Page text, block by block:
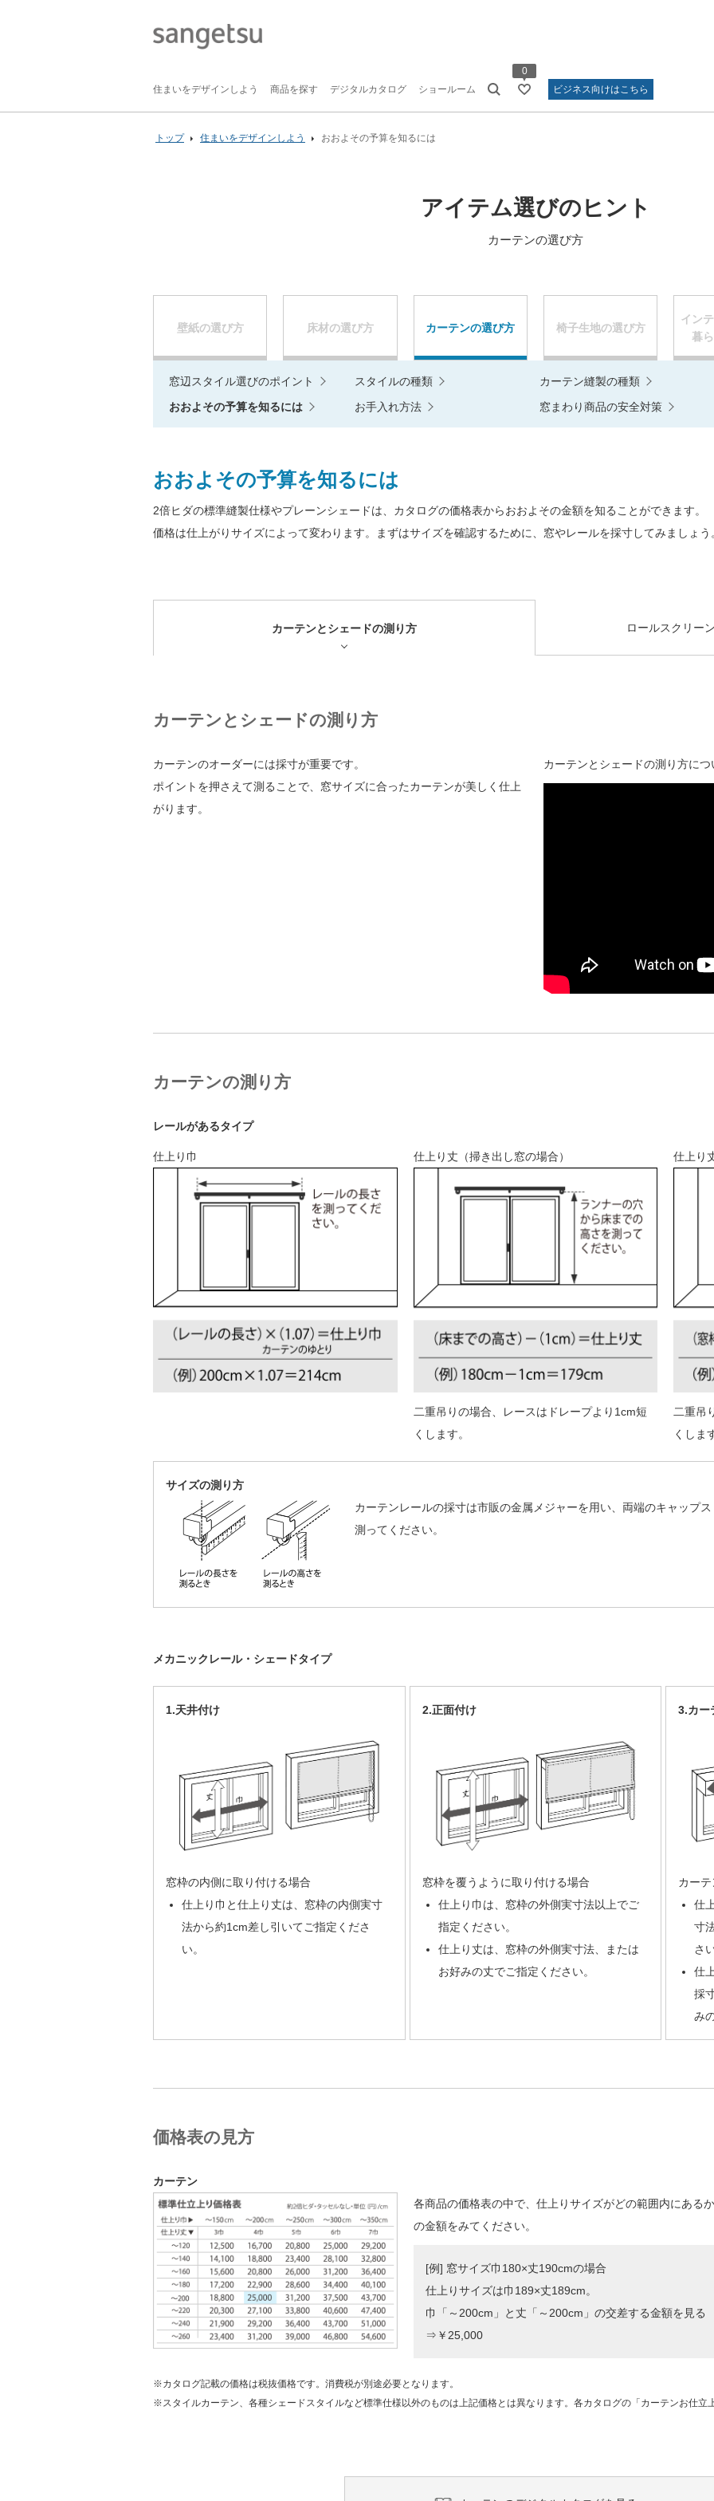
住まいをデザインしよう 商品を探す デジタルカタログ ショールーム
0
ビジネス向けはこちら
トップ 住まいをデザインしよう おおよその予算を知るには
アイテム選びのヒント
カーテンの選び方
壁紙の選び方 床材の選び方 カーテンの選び方 椅子生地の選び方
イン
暮
窓辺スタイル選びのポイント スタイルの種類 カーテン縫製の種類
おおよその予算を知るには
お手入れ方法 窓まわり商品の安全対策
おおよその予算を知るには
2倍ヒダの標準縫製仕様やプレーンシェードは、カタログの価格表からおおよその金額を知ることができます。
価格は仕上がりサイズによって変わります。まずはサイズを確認するために、窓やレールを採寸してみましょう
カーテンとシェードの測り方 ロールスクリー
カーテンとシェードの測り方
カーテンのオーダーには採寸が重要です。
ポイントを押さえて測ることで、窓サイズに合ったカーテンが美しく仕上
がります。
カーテンとシェードの測り方に
カーテンの測り方
レールがあるタイプ
仕上り巾 仕上り丈（掃き出し窓の場合）
二重吊りの場合、レースはドレープより1cm短
くします。
仕上り
二重吊
くしま
サイズの測り方
カーテンレールの採寸は市販の金属メジャーを用い、両端のキャップ
測ってください。
メカニックレール・シェードタイプ
1.天井付け
窓枠の内側に取り付ける場合
仕上り巾と仕上り丈は、窓枠の内側実寸
法から約1cm差し引いてご指定くださ
い。
2.正面付け
窓枠を覆うように取り付ける場合
仕上り巾は、窓枠の外側実寸法以上でご
指定ください。
仕上り丈は、窓枠の外側実寸法、または
お好みの丈でご指定ください。
3.カー
カー
仕
寸
さ
仕
採
み
価格表の見方
カーテン
各商品の価格表の中で、仕上りサイズがどの範囲内にある
の金額をみてください。
[例] 窓サイズ巾180×丈190cmの場合
仕上りサイズは巾189×丈189cm。
巾「～200cm」と丈「～200cm」の交差する金額を見る
⇒￥25,000
※カタログ記載の価格は税抜価格です。消費税が別途必要となります。
※スタイルカーテン、各種シェードスタイルなど標準仕様以外のものは上記価格とは異なります。各カタログの「カーテンお仕立